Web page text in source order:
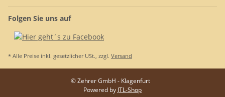
Folgen Sie uns auf
* Alle Preise inkl. gesetzlicher USt., zzgl. Versand
© Zehrer GmbH - Klagenfurt
Powered by JTL-Shop